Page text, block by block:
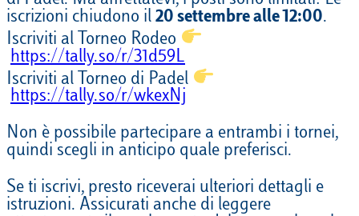
iscrizioni chiudono il 20 settembre alle 12:00.
Iscriviti al Torneo Rodeo
https://tally.so/r/31d59L
Iscriviti al Torneo di Padel
https://tally.so/r/wkexNj
Non è possibile partecipare a entrambi i tornei,
quindi scegli in anticipo quale preferisci.
Se ti iscrivi, presto riceverai ulteriori dettagli e
istruzioni. Assicurati anche di leggere